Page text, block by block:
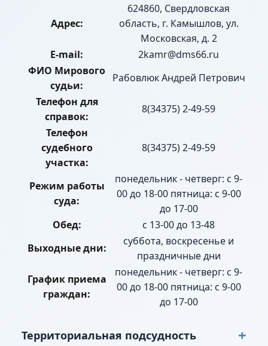
Адрес:
624860, Свердловская
область, г. Камышлов, ул.
Московская, д. 2
E-mail:
2kamr@dms66.ru
ФИО Мирового
судьи:
Рабовлюк Андрей Петрович
Телефон для
справок:
8(34375) 2-49-59
Телефон
судебного
участка:
8(34375) 2-49-59
Режим работы
суда:
понедельник - четверг: с 9-
00 до 18-00 пятница: с 9-00
до 17-00
Обед:
с 13-00 до 13-48
Выходные дни:
суббота, воскресенье и
праздничные дни
График приема
граждан:
понедельник - четверг: с 9-
00 до 18-00 пятница: с 9-00
до 17-00
Территориальная подсудность +